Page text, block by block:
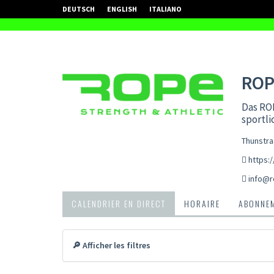
DEUTSCH ENGLISH ITALIANO
Das
CALENDRIER EN DIRECT HORAIRE
🔎 Afficher les filtres